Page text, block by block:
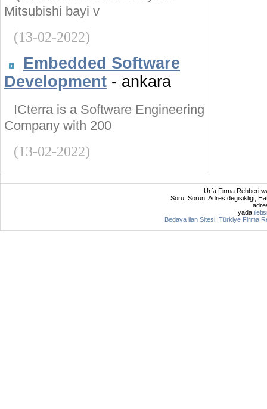
Mitsubishi bayi v
(13-02-2022)
Embedded Software
Development - ankara
ICterra is a Software Engineering
Company with 200
(13-02-2022)
Urfa Firma Rehberi
Soru, Sorun, Adres degisikligi,
yada
Bedava ilan Sitesi |Türkiye Firma